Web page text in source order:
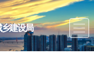
建设局